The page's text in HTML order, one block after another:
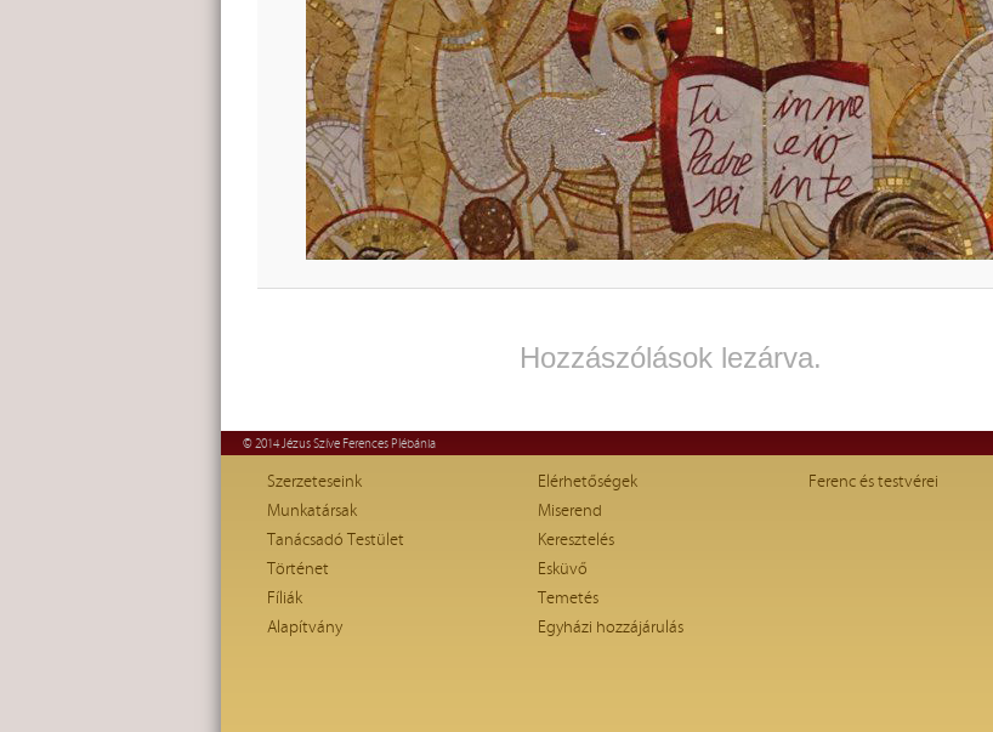
Hozzászólások lezárva.
© 2014 Jézus Szíve Ferences Plébánia
Szerzeteseink
Munkatársak
Tanácsadó Testület
Történet
Fíliák
Alapítvány
Elérhetőségek
Miserend
Keresztelés
Esküvő
Temetés
Egyházi hozzájárulás
Ferenc és testvérei